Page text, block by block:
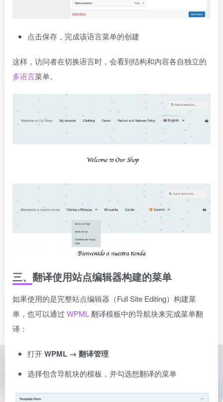
点击保存，完成该语言菜单的创建
这样，访问者在切换语言时，会看到结构和内容各自独立的
多语言菜单。
三、翻译使用站点编辑器构建的菜单
如果使用的是完整站点编辑器（Full Site Editing）构建菜
单，也可以通过 WPML翻译模板中的导航块来完成菜单翻
译：
打开WPML → 翻译管理
选择包含导航块的模板，并勾选想翻译的菜单